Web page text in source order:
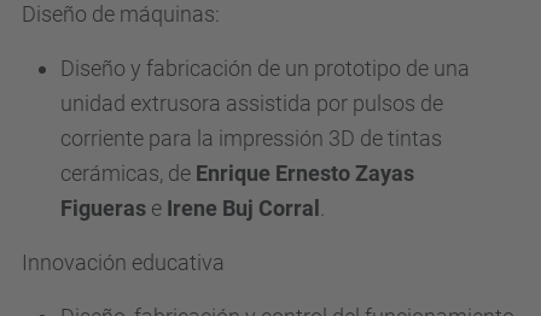
Diseño de máquinas:
Diseño y fabricación de un prototipo de una
unidad extrusora assistida por pulsos de
corriente para la impressión 3D de tintas
cerámicas, de Enrique Ernesto Zayas
Figueras e Irene Buj Corral
Innovación educativa